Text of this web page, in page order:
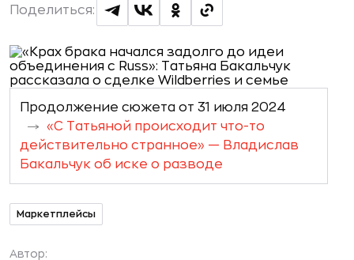
Поделиться:
Продолжение сюжета от 31 июля 2024
«С Татьяной происходит что-то
действительно странное» — Владислав
Бакальчук об иске о разводе
Маркетплейсы
Автор: